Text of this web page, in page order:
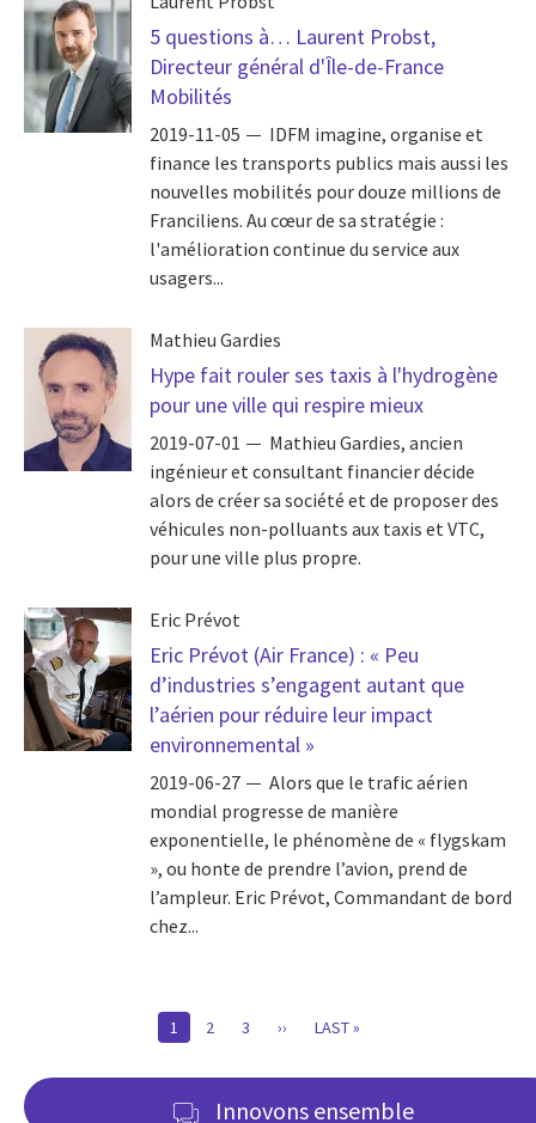
5 questions à… Laurent Probst,
Directeur général d'Île-de-France
Mobilités
2019-11-05
IDFM imagine, organise et
finance les transports publics mais aussi les
nouvelles mobilités pour douze millions de
Franciliens. Au cœur de sa stratégie :
l'amélioration continue du service aux
usagers...
Mathieu Gardies
Hype fait rouler ses taxis à l'hydrogène
pour une ville qui respire mieux
2019-07-01
Mathieu Gardies, ancien
ingénieur et consultant financier décide
alors de créer sa société et de proposer des
véhicules non-polluants aux taxis et VTC,
pour une ville plus propre.
Eric Prévot
Eric Prévot (Air France) : « Peu
d’industries s’engagent autant que
l’aérien pour réduire leur impact
environnemental »
2019-06-27
Alors que le trafic aérien
mondial progresse de manière
exponentielle, le phénomène de « flygskam
», ou honte de prendre l’avion, prend de
l’ampleur. Eric Prévot, Commandant de bord
chez...
CURRENT
1 PAGE
2 PAGE
3
PAGE
››
DERNIÈRE
LAST »
Innovons ensemble